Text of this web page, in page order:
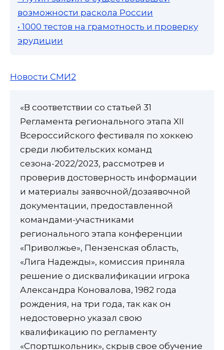
возможности раскола России
• 1000 тестов на грамотность и проверку
эрудиции
Новости СМИ2
«В соответствии со статьей 31
Регламента регионального этапа XII
Всероссийского фестиваля по хоккею
среди любительских команд
сезона-2022/2023, рассмотрев и
проверив достоверность информации
и материалы заявочной/дозаявочной
документации, предоставленной
командами-участниками
регионального этапа конференции
«Приволжье», Пензенская область,
«Лига Надежды», комиссия приняла
решение о дисквалификации игрока
Александра Коновалова, 1982 года
рождения, на три года, так как он
недостоверно указал свою
квалификацию по регламенту
«Спортшкольник», скрыв свое обучение